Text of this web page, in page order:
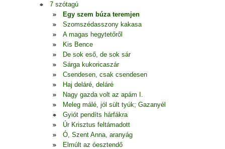
7 szótagú
Egy szem búza teremjen
Szomszédasszony kakasa
A magas hegytetőről
Kis Bence
De sok eső, de sok sár
Sárga kukoricaszár
Csendesen, csak csendesen
Haj deláré, deláré
Nagy gazda volt az apám I.
Meleg málé, jól sült tyúk; Gazanyél
Gyiót pendíts hárfákra
Úr Krisztus feltámadott
Ó, Szent Anna, aranyág
Elmúlt az óesztendő